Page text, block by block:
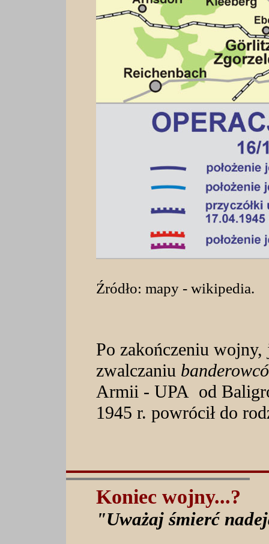
Źródło: mapy - wikipedia.
Po zakończeniu wojny,
zwalczaniu
Armii - UPA od
1945 r. powrócił do
Koniec wojny...?
"Uważaj śmierć